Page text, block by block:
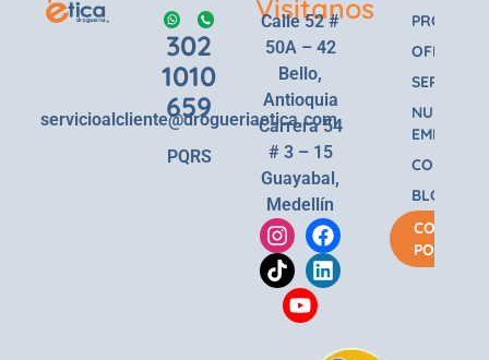
302
1010
659
servicioalcliente@drogueriaetica.com
PQRS
Visitanos
Calle 52 #
50A – 42
Bello,
Antioquia
Carrera 54
# 3 – 15
Guayabal,
Medellín
OFERTAS
SERVICIOS
NUESTRA
EMPRESA
BLOG
COMPRA
POR